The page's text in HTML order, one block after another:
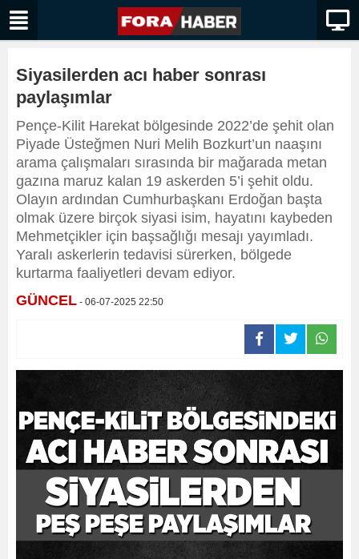
Siyasilerden acı haber sonrası
paylaşımlar
Pençe-Kilit Harekat bölgesinde 2022’de şehit olan
Piyade Üsteğmen Nuri Melih Bozkurt’un naaşını
arama çalışmaları sırasında bir mağarada metan
gazına maruz kalan 19 askerden 5’i şehit oldu.
Olayın ardından Cumhurbaşkanı Erdoğan başta
olmak üzere birçok siyasi isim, hayatını kaybeden
Mehmetçikler için başsağlığı mesajı yayımladı.
Yaralı askerlerin tedavisi sürerken, bölgede
kurtarma faaliyetleri devam ediyor.
GÜNCEL - 06-07-2025 22:50